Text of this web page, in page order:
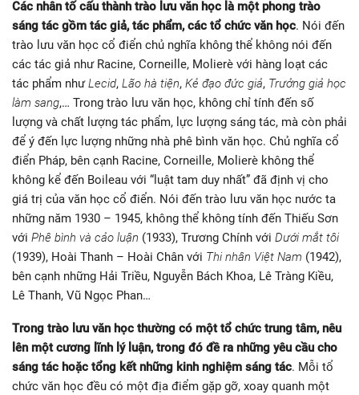
Các nhân tố cấu thành trào lưu văn học là một phong trào
sáng tác gồm tác giả, tác phẩm, các tổ chức văn học. Nói đến
trào lưu văn học cổ điển chủ nghĩa không thể không nói đến
các tác giả như Racine, Corneille, Molierè với hàng loạt các
tác phẩm nhưLecid, Lão hà tiện, Kẻ đạo đức giả, Trưởng giả học
làm sang,… Trong trào lưu văn học, không chỉ tính đến số
lượng và chất lượng tác phẩm, lực lượng sáng tác, mà còn phải
để ý đến lực lượng những nhà phê bình văn học. Chủ nghĩa cổ
điển Pháp, bên cạnh Racine, Corneille, Molierè không thể
không kể đến Boileau với “luật tam duy nhất” đã định vị cho
giá trị của văn học cổ điển. Nói đến trào lưu văn học nước ta
những năm 1930 – 1945, không thể không tính đến Thiếu Sơn
với Phê bình và cảo luận (1933), Trương Chính với Dưới mắt tôi
(1939), Hoài Thanh – Hoài Chân với Thi nhân Việt Nam (1942),
bên cạnh những Hải Triều, Nguyễn Bách Khoa, Lê Tràng Kiều,
Lê Thanh, Vũ Ngọc Phan…
Trong trào lưu văn học thường có một tổ chức trung tâm, nêu
lên một cương lĩnh lý luận, trong đó đề ra những yêu cầu cho
sáng tác hoặc tổng kết những kinh nghiệm sáng tác. Mỗi tổ
chức văn học đều có một địa điểm gặp gỡ, xoay quanh một